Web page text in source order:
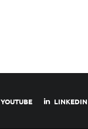
YOUTUBE LINKEDIN